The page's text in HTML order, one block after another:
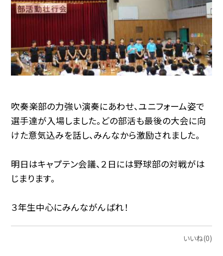
吹奏楽部の力強い演奏にあわせ、ユニフォーム姿で
選手達が入場しました。どの部活も最後の大会に向
けた意気込みを話し、みんなから激励されました。
明日はキャプテン会議、２日には野球部の対戦がは
じまります。
３年生中心にみんながんばれ！
いいね(0)